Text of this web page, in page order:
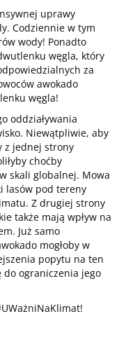
uprawy
Codziennie w tym
wody! Ponadto
węgla, który
za
awokado
węgla!
oddziaływania
Niewątpliwie, aby
z jednej strony
choćby
skali globalnej. Mowa
lasów pod tereny
Z drugiej strony
także mają wpływ na
Już samo
mogłoby w
popytu na ten
do ograniczenia jego